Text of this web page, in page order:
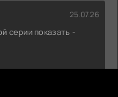
25.07.26
серии показать -